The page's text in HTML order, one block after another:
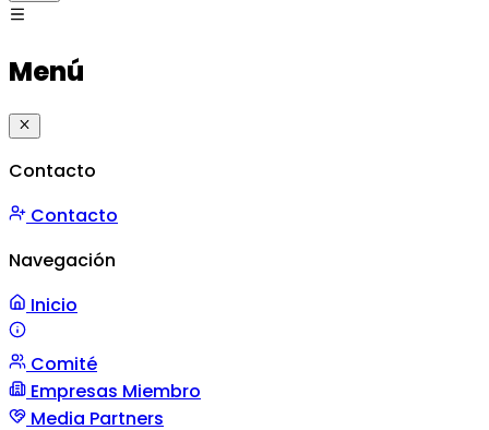
Menú
Contacto
Contacto
Navegación
Inicio
Misión y Valores
Comité
Empresas Miembro
Media Partners